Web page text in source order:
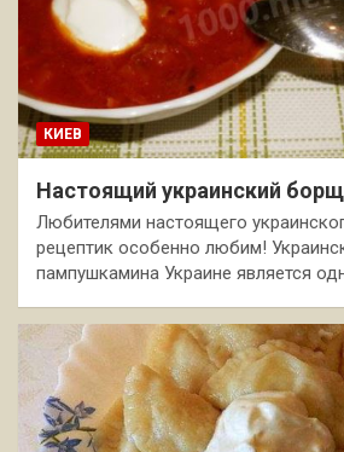
КИЕВ
Настоящий украинский
Любителями настоящего
рецептик особенно любим!
пампушкамина Украине является